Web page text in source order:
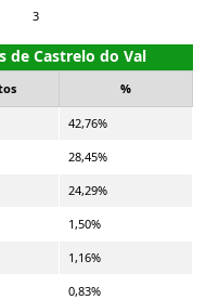
3
de Castrelo do Val
%
42,76%
28,45%
24,29%
1,50%
1,16%
0,83%